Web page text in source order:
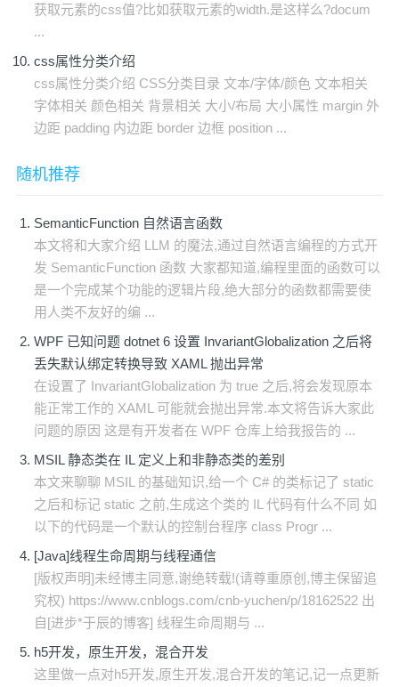
获取元素的css值?比如获取元素的width.是这样么?docum
...
css属性分类介绍
css属性分类介绍 CSS分类目录 文本/字体/颜色 文本相关
字体相关 颜色相关 背景相关 大小/布局 大小属性 margin 外
边距 padding 内边距 border 边框 position ...
随机推荐
SemanticFunction 自然语言函数
本文将和大家介绍 LLM 的魔法,通过自然语言编程的方式开
发 SemanticFunction 函数 大家都知道,编程里面的函数可以
是一个完成某个功能的逻辑片段,绝大部分的函数都需要使
用人类不友好的编 ...
WPF 已知问题 dotnet 6 设置 InvariantGlobalization 之后将
丢失默认绑定转换导致 XAML 抛出异常
在设置了 InvariantGlobalization 为 true 之后,将会发现原本
能正常工作的 XAML 可能就会抛出异常.本文将告诉大家此
问题的原因 这是有开发者在 WPF 仓库上给我报告的 ...
MSIL 静态类在 IL 定义上和非静态类的差别
本文来聊聊 MSIL 的基础知识,给一个 C# 的类标记了 static
之后和标记 static 之前,生成这个类的 IL 代码有什么不同 如
以下的代码是一个默认的控制台程序 class Progr ...
[Java]线程生命周期与线程通信
[版权声明]未经博主同意,谢绝转载!(请尊重原创,博主保留追
究权) https://www.cnblogs.com/cnb-yuchen/p/18162522 出
自[进步*于辰的博客] 线程生命周期与 ...
h5开发，原生开发，混合开发
这里做一点对h5开发,原生开发,混合开发的笔记,记一点更新